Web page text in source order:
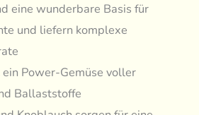
eine wunderbare Basis für
und liefern komplexe
Power-Gemüse voller
Ballaststoffe